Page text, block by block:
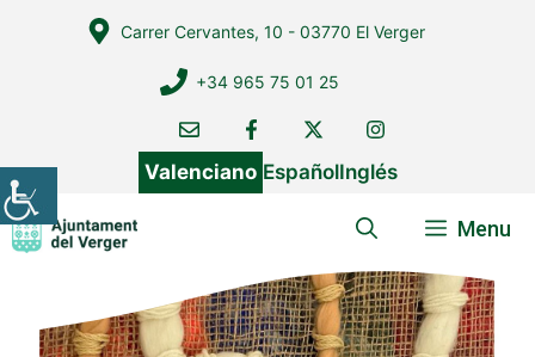
Carrer Cervantes, 10 - 03770 El Verger
+34 965 75 01 25
Valenciano EspañolInglés
Menu